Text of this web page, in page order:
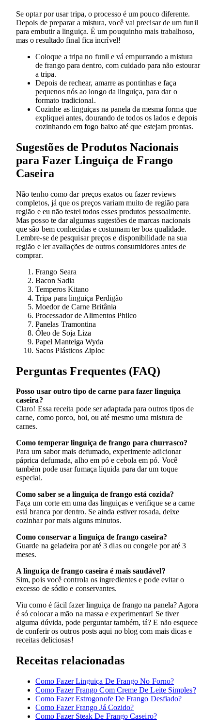
Se optar por usar tripa, o processo é um pouco diferente.
Depois de preparar a mistura, você vai precisar de um funil
para embutir a linguiça. É um pouquinho mais trabalhoso,
mas o resultado final fica incrível!
Coloque a tripa no funil e vá empurrando a mistura
de frango para dentro, com cuidado para não estourar
a tripa.
Depois de rechear, amarre as pontinhas e faça
pequenos nós ao longo da linguiça, para dar o
formato tradicional.
Cozinhe as linguiças na panela da mesma forma que
expliquei antes, dourando de todos os lados e depois
cozinhando em fogo baixo até que estejam prontas.
Sugestões de Produtos Nacionais
para Fazer Linguiça de Frango
Caseira
Não tenho como dar preços exatos ou fazer reviews
completos, já que os preços variam muito de região para
região e eu não testei todos esses produtos pessoalmente.
Mas posso te dar algumas sugestões de marcas nacionais
que são bem conhecidas e costumam ter boa qualidade.
Lembre-se de pesquisar preços e disponibilidade na sua
região e ler avaliações de outros consumidores antes de
comprar.
Frango Seara
Bacon Sadia
Temperos Kitano
Tripa para linguiça Perdigão
Moedor de Carne Britânia
Processador de Alimentos Philco
Panelas Tramontina
Óleo de Soja Liza
Papel Manteiga Wyda
Sacos Plásticos Ziploc
Perguntas Frequentes (FAQ)
Posso usar outro tipo de carne para fazer linguiça
caseira?
Claro! Essa receita pode ser adaptada para outros tipos de
carne, como porco, boi, ou até mesmo uma mistura de
carnes.
Como temperar linguiça de frango para churrasco?
Para um sabor mais defumado, experimente adicionar
páprica defumada, alho em pó e cebola em pó. Você
também pode usar fumaça líquida para dar um toque
especial.
Como saber se a linguiça de frango está cozida?
Faça um corte em uma das linguiças e verifique se a carne
está branca por dentro. Se ainda estiver rosada, deixe
cozinhar por mais alguns minutos.
Como conservar a linguiça de frango caseira?
Guarde na geladeira por até 3 dias ou congele por até 3
meses.
A linguiça de frango caseira é mais saudável?
Sim, pois você controla os ingredientes e pode evitar o
excesso de sódio e conservantes.
Viu como é fácil fazer linguiça de frango na panela? Agora
é só colocar a mão na massa e experimentar! Se tiver
alguma dúvida, pode perguntar também, tá? E não esquece
de conferir os outros posts aqui no blog com mais dicas e
receitas deliciosas!
Receitas relacionadas
Como Fazer Linguiça De Frango No Forno?
Como Fazer Frango Com Creme De Leite Simples?
Como Fazer Estrogonofe De Frango Desfiado?
Como Fazer Frango Já Cozido?
Como Fazer Steak De Frango Caseiro?